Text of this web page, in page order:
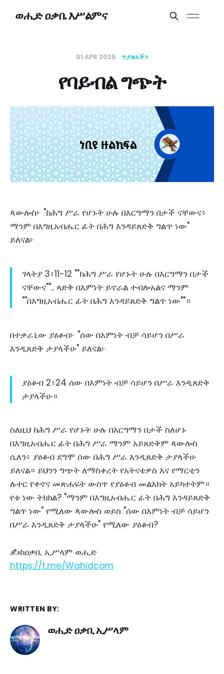
ወሒድ ዐቃቤ እሥልምና
01 APR 2025 ጥያቄአችን
የባይብል ግጭት
ጳውሎስ፦ "ከሕግ ሥራ የሆኑት ሁሉ በእርግማን በታች ናቸውና፥
ማንም በእግዚአብሔር ፊት በሕግ እንዳይጸድቅ ግልጥ ነው"
ይለናል፦
ገላትያ 3፥11-12 ""ከሕግ ሥራ የሆኑት ሁሉ በእርግማን በታች
ናቸውና"".. ጻድቅ በእምነት ይኖራል ተብሎአልና ማንም
""በእግዚአብሔር ፊት በሕግ እንዳይጸድቅ ግልጥ ነው""።
በተቃራኒው ያዕቆብ፦ "ሰው በእምነት ብቻ ሳይሆን በሥራ
እንዲጸድቅ ታያላችሁ" ይለናል፦
ያዕቆብ 2፥24 ሰው በእምነት ብቻ ሳይሆን በሥራ እንዲጸድቅ
ታያላችሁ።
ስለዚህ ከሕግ ሥራ የሆኑት ሁሉ በእርግማን በታች ስለሆኑ
በእግዚአብሔር ፊት በሕግ ሥራ ማንም አይጸድቅም ጳውሎስ
ሲለን፥ ያዕቆብ ደግሞ ሰው በሕግ ሥራ እንዲጸድቅ ታያላችሁ
ይለናል። ይህንን ግጭት ለማስቀረት የአትናቴዎስ እና የማርቲን
ሉተር የቀኖና መጽሐፍት ውስጥ የያዕቆብ መልእክት አይካተትም።
የቱ ነው ትክክል? "ማንም በእግዚአብሔር ፊት በሕግ እንዳይጸድቅ
ግልጥ ነው" የሚለው ጳውሎስ ወይስ "ሰው በእምነት ብቻ ሳይሆን
በሥራ እንዲጸድቅ ታያላችሁ" የሚለው ያዕቆብ?
✍ከዐቃቢ ኢሥላም ወሒድ
https://t.me/Wahidcom
WRITTEN BY:
ወሒድ ዐቃቢ ኢሥላም